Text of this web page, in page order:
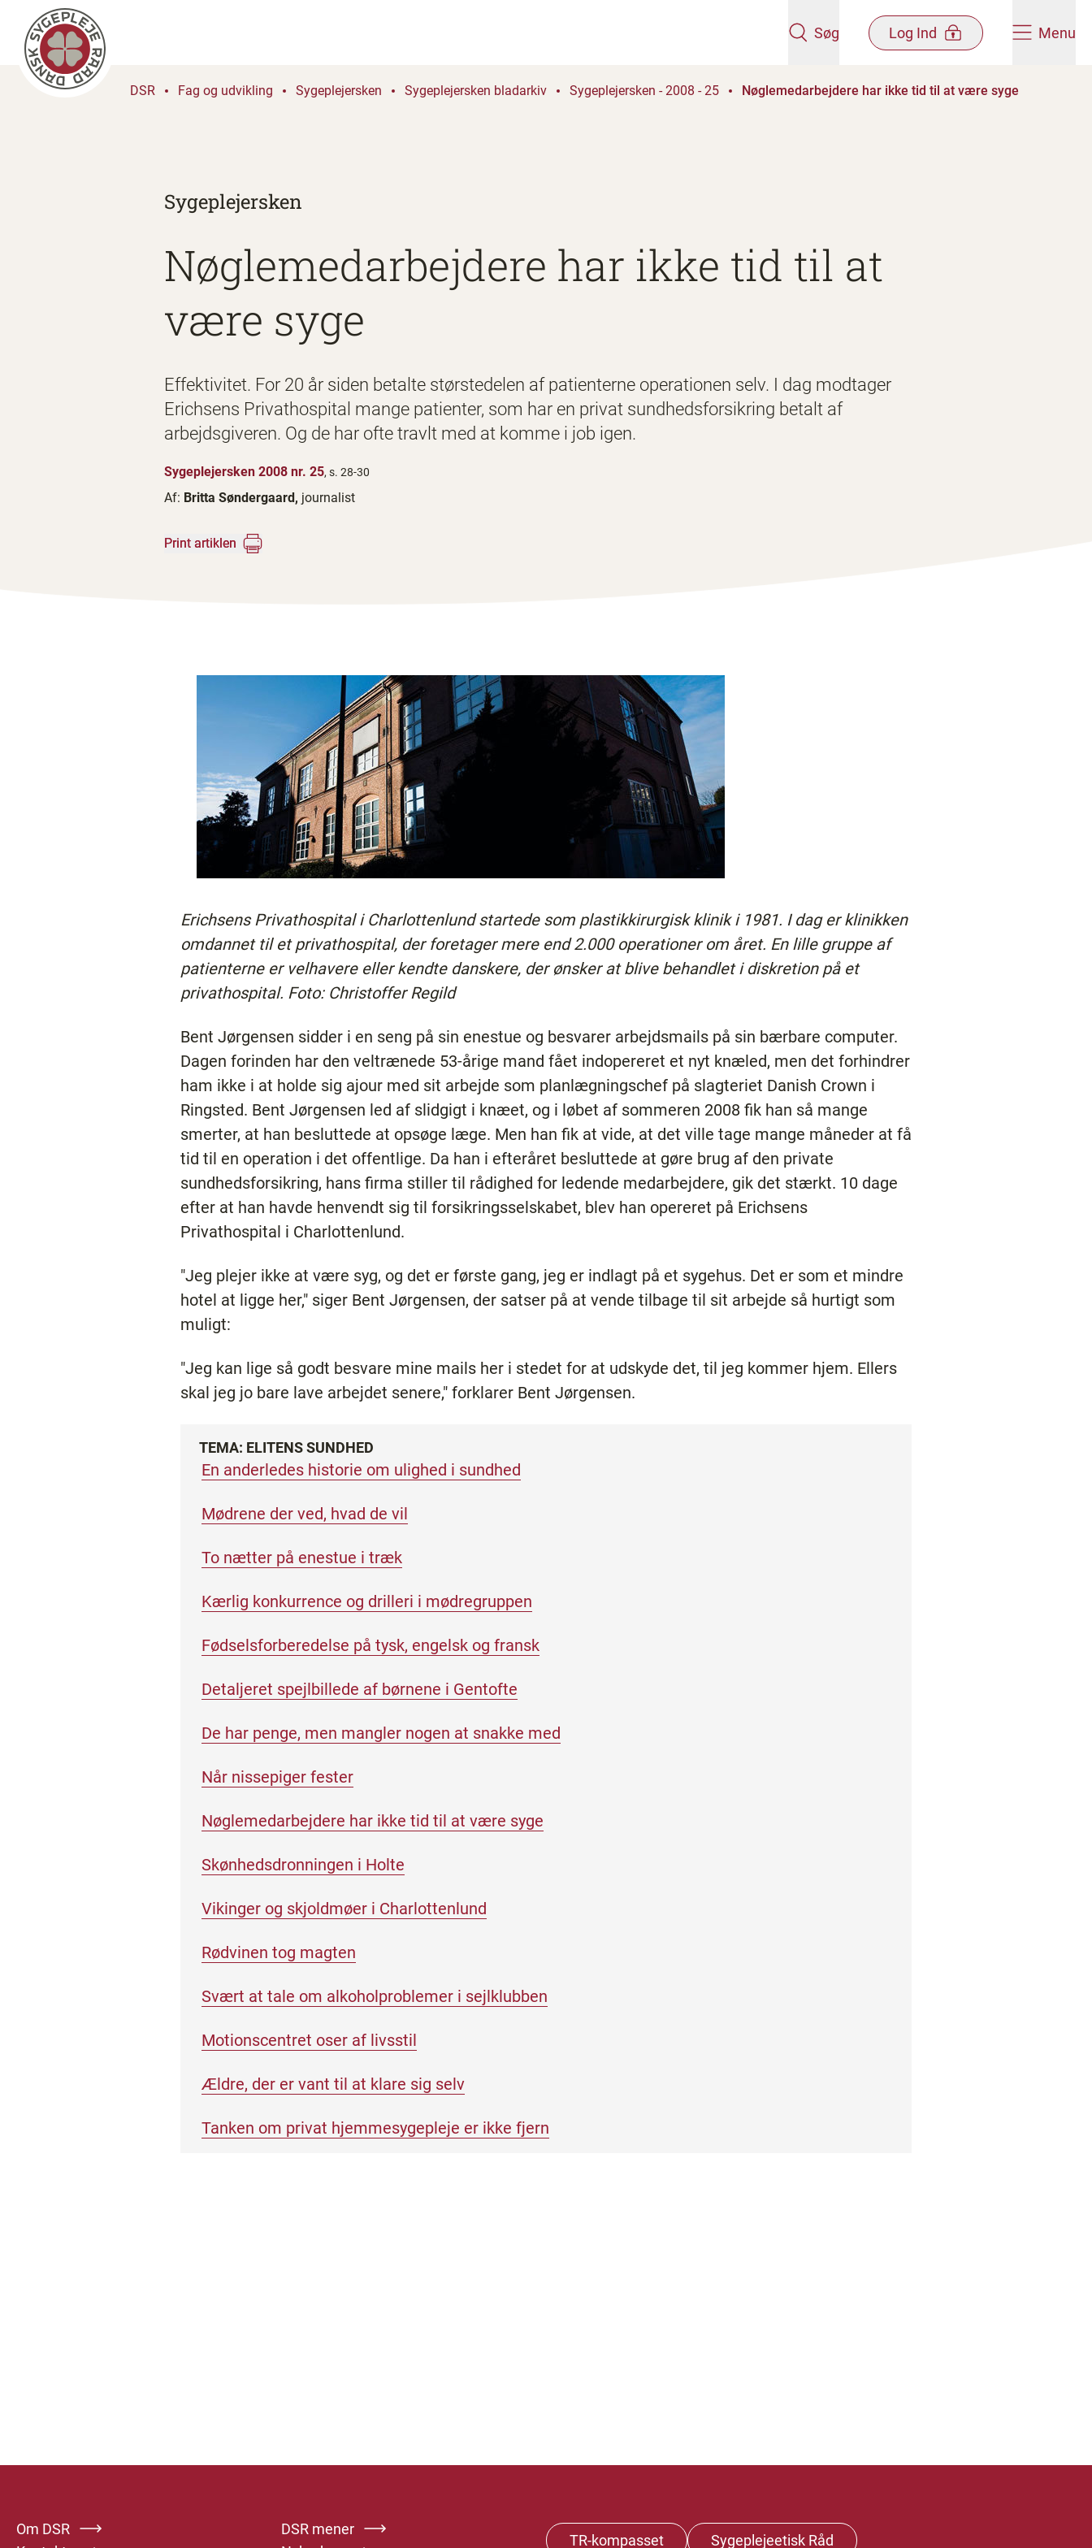
Søg Log Ind Menu
DSR Fag og udvikling Sygeplejersken Sygeplejersken bladarkiv Sygeplejersken - 2008 - 25 Nøglemedarbejdere har ikke tid til at være syge
Sygeplejersken
Nøglemedarbejdere har ikke tid til at
være syge
Effektivitet. For 20 år siden betalte størstedelen af patienterne operationen selv. I dag modtager
Erichsens Privathospital mange patienter, som har en privat sundhedsforsikring betalt af
arbejdsgiveren. Og de har ofte travlt med at komme i job igen.
Sygeplejersken 2008 nr. 25, s. 28-30
Af: Britta Søndergaard, journalist
Print artiklen
Erichsens Privathospital i Charlottenlund startede som plastikkirurgisk klinik i 1981. I dag er klinikken
omdannet til et privathospital, der foretager mere end 2.000 operationer om året. En lille gruppe af
patienterne er velhavere eller kendte danskere, der ønsker at blive behandlet i diskretion på et
privathospital. Foto: Christoffer Regild
Bent Jørgensen sidder i en seng på sin enestue og besvarer arbejdsmails på sin bærbare computer.
Dagen forinden har den veltrænede 53-årige mand fået indopereret et nyt knæled, men det forhindrer
ham ikke i at holde sig ajour med sit arbejde som planlægningschef på slagteriet Danish Crown i
Ringsted. Bent Jørgensen led af slidgigt i knæet, og i løbet af sommeren 2008 fik han så mange
smerter, at han besluttede at opsøge læge. Men han fik at vide, at det ville tage mange måneder at få
tid til en operation i det offentlige. Da han i efteråret besluttede at gøre brug af den private
sundhedsforsikring, hans firma stiller til rådighed for ledende medarbejdere, gik det stærkt. 10 dage
efter at han havde henvendt sig til forsikringsselskabet, blev han opereret på Erichsens
Privathospital i Charlottenlund.
"Jeg plejer ikke at være syg, og det er første gang, jeg er indlagt på et sygehus. Det er som et mindre
hotel at ligge her," siger Bent Jørgensen, der satser på at vende tilbage til sit arbejde så hurtigt som
muligt:
"Jeg kan lige så godt besvare mine mails her i stedet for at udskyde det, til jeg kommer hjem. Ellers
skal jeg jo bare lave arbejdet senere," forklarer Bent Jørgensen.
TEMA: ELITENS SUNDHED
En anderledes historie om ulighed i sundhed
Mødrene der ved, hvad de vil
To nætter på enestue i træk
Kærlig konkurrence og drilleri i mødregruppen
Fødselsforberedelse på tysk, engelsk og fransk
Detaljeret spejlbillede af børnene i Gentofte
De har penge, men mangler nogen at snakke med
Når nissepiger fester
Nøglemedarbejdere har ikke tid til at være syge
Skønhedsdronningen i Holte
Vikinger og skjoldmøer i Charlottenlund
Rødvinen tog magten
Svært at tale om alkoholproblemer i sejlklubben
Motionscentret oser af livsstil
Ældre, der er vant til at klare sig selv
Tanken om privat hjemmesygepleje er ikke fjern
Om DSR
DSR mener
TR-kompasset Sygeplejeetisk Råd